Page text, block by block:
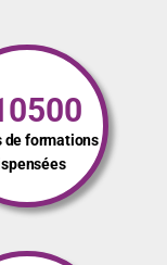
de formations